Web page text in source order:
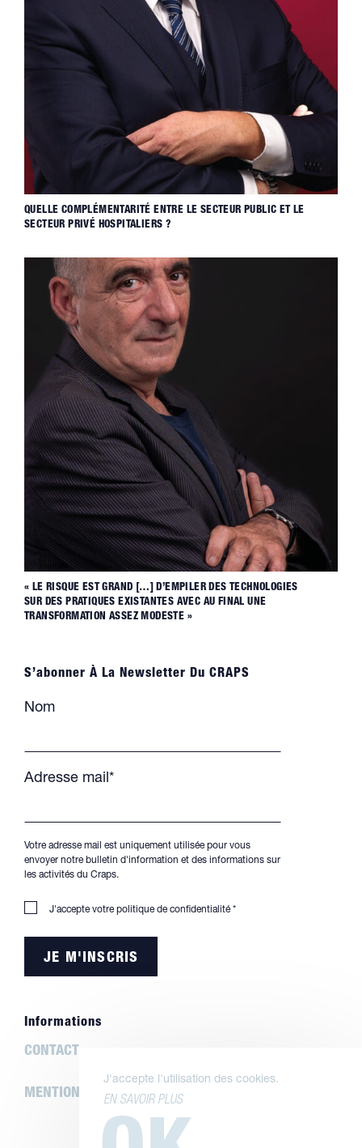
QUELLE COMPLÉMENTARITÉ ENTRE LE SECTEUR PUBLIC ET LE
SECTEUR PRIVÉ HOSPITALIERS ?
« LE RISQUE EST GRAND […] D’EMPILER DES TECHNOLOGIES
SUR DES PRATIQUES EXISTANTES AVEC AU FINAL UNE
TRANSFORMATION ASSEZ MODESTE »
S’abonner À La Newsletter Du CRAPS
Nom
Adresse mail*
Votre adresse mail est uniquement utilisée pour vous
envoyer notre bulletin d'information et des informations sur
les activités du Craps.
J'accepte votre politique de confidentialité *
Informations
CONTACT
MENTIONS LÉGALES
J'accepte l'utilisation des cookies.
EN SAVOIR PLUS